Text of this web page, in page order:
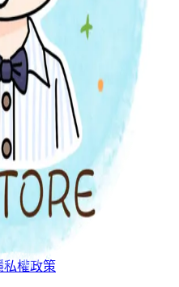
預訂與包裹
+852 4402 4505
私權政策